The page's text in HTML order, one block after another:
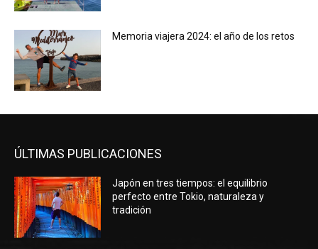
Memoria viajera 2024: el año de los retos
ÚLTIMAS PUBLICACIONES
Japón en tres tiempos: el equilibrio
perfecto entre Tokio, naturaleza y
tradición